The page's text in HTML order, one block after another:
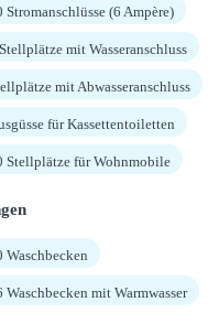
Stromanschlüsse (6 Ampère)
mit Wasseranschluss
mit Abwasseranschluss
für Kassettentoiletten
Stellplätze für Wohnmobile
Waschbecken
Waschbecken mit Warmwasser